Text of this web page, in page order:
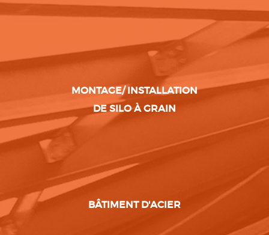
MONTAGE/ INSTALLATION
DE SILO À GRAIN
BÂTIMENT D'ACIER